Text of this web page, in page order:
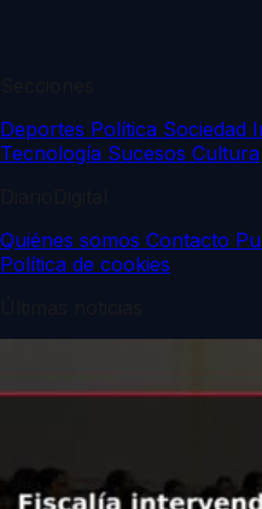
Deportes Política Sociedad
Tecnología Sucesos Cultura
Quiénes somos Contacto
Política de cookies